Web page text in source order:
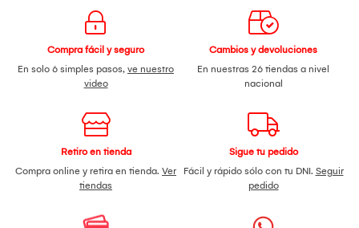
Compra fácil y seguro
En solo 6 simples pasos, ve nuestro
video
Cambios y devoluciones
En nuestras 26 tiendas a nivel
nacional
Retiro en tienda
Compra online y retira en tienda. Ver
tiendas
Sigue tu pedido
Fácil y rápido sólo con tu DNI. Seguir
pedido